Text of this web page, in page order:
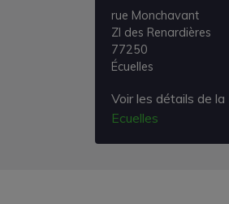
rue Monchavant
ZI des Renardières
77250
Écuelles
Voir les détails de la
Ecuelles